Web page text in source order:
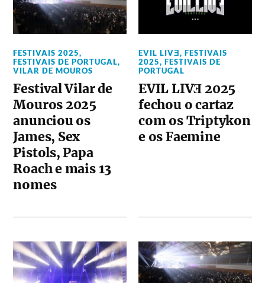
FESTIVAIS 2025,
FESTIVAIS DE PORTUGAL,
VILAR DE MOUROS
Festival Vilar de
Mouros 2025
anunciou os
James, Sex
Pistols, Papa
Roach e mais 13
nomes
EVIL LIVƎ,FESTIVAIS
2025,FESTIVAIS DE
PORTUGAL
EVIL LIVƎ 2025
fechou o cartaz
com os Triptykon
e os Faemine